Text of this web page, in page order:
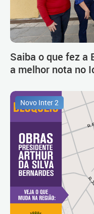
Saiba o que fez a
a melhor nota no
Novo Inter 2